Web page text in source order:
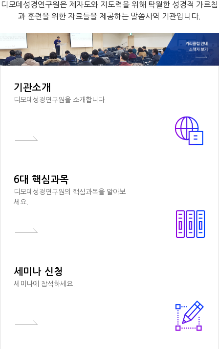
디모데성경연구원은 제자도와 지도력을 위해 탁월한 성경적 가르침
과 훈련을 위한 자료들을 제공하는 말씀사역 기관입니다.
기관소개
디모데성경연구원을 소개합니다.
6대 핵심과목
디모데성경연구원의 핵심과목을 알아보
세요.
세미나 신청
세미나에 참석하세요.